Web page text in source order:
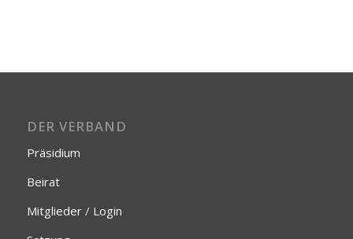
DER VERBAND
Präsidium
Beirat
Mitglieder/ Login